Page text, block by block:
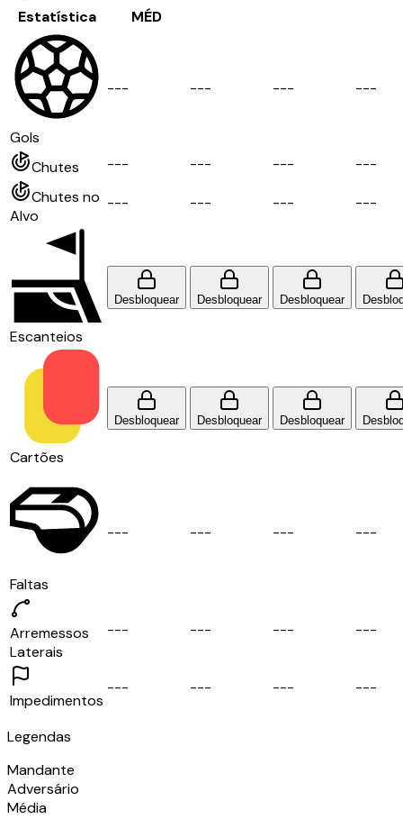
Estatística MÉD
Gols
--- --- --- ---
Chutes --- --- --- ---
Chutes no
Alvo
--- --- --- ---
Escanteios
Desbloquear Desbloquear Desbloquear
Cartões
Desbloquear Desbloquear Desbloquear
Faltas
--- --- --- ---
Arremessos
Laterais
--- --- --- ---
Impedimentos
--- --- --- ---
Legendas
Mandante
Adversário
Média